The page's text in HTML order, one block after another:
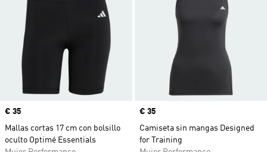
Precio
€ 35
Mallas cortas 17 cm con bolsillo
oculto Optimé Essentials
Precio
€ 35
Camiseta sin mangas Designed
for Training